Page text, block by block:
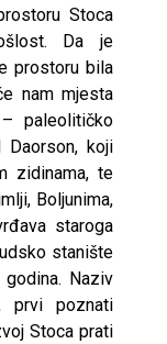
Stoca
Da je
prostoru bila
nam mjesta
paleolitičko
koji
zidinama, te
Boljunima,
staroga
stanište
Naziv
prvi poznati
Stoca prati